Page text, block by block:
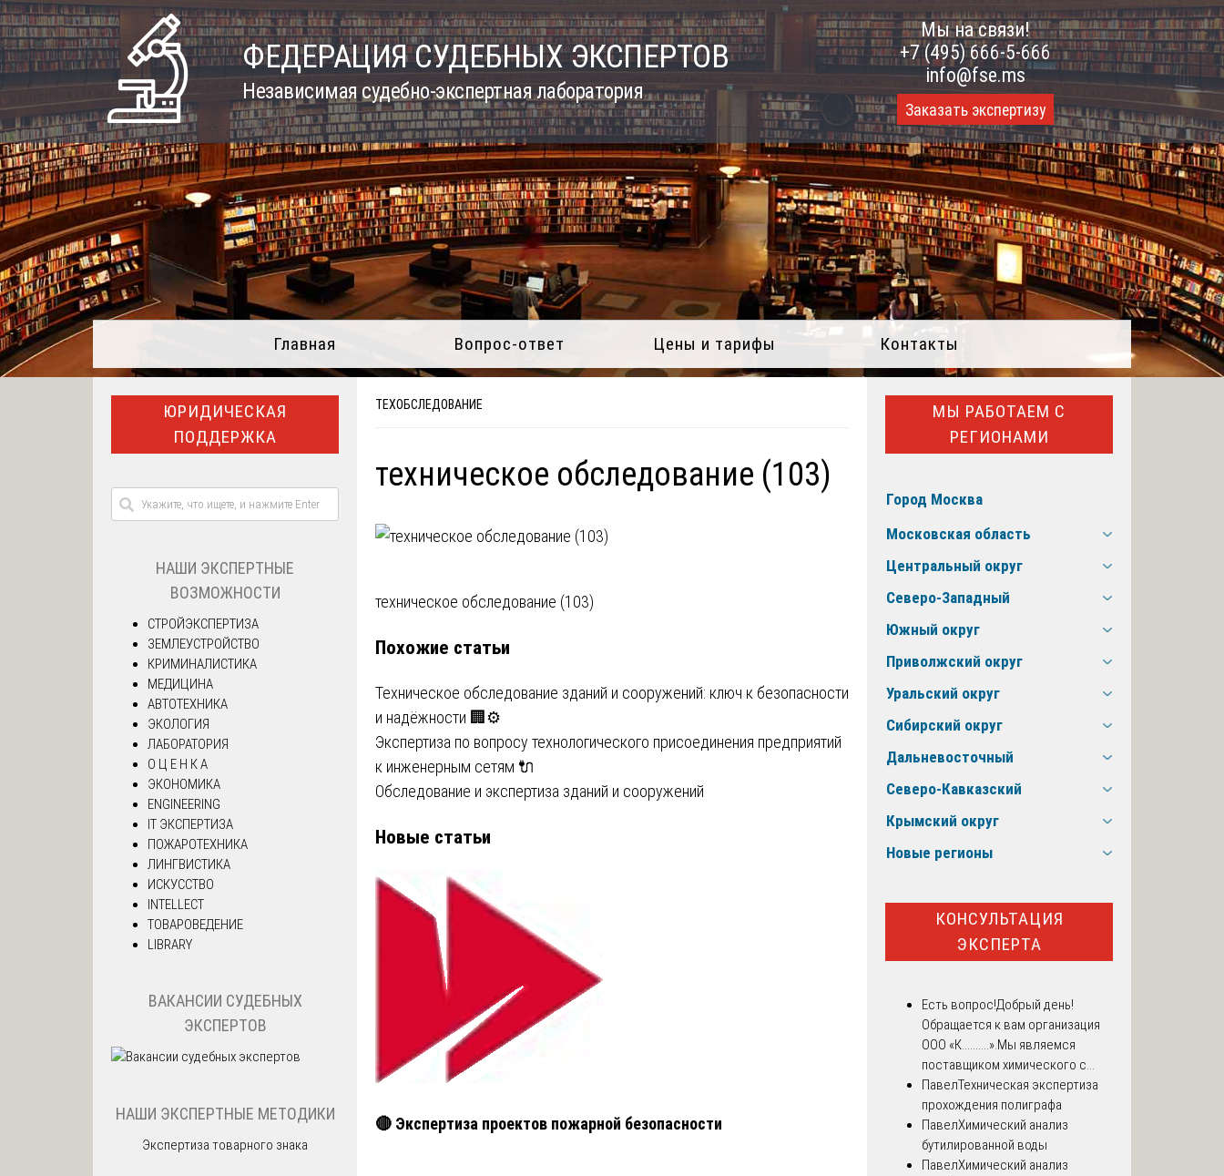
Skip
to
content
ФЕДЕРАЦИЯ СУДЕБНЫХ ЭКСПЕРТОВ
Независимая судебно-экспертная лаборатория
Мы на связи!
+7 (495) 666-5-666
info@fse.ms
Заказать экспертизу
Главная Вопрос-ответ Цены и тарифы Контакты
ТЕХОБСЛЕДОВАНИЕ
техническое обследование (103)
Навигация
по
записям
техническое обследование (103)
Похожие статьи
Техническое обследование зданий и сооружений: ключ к безопасности
и надёжности 🏢⚙️
Экспертиза по вопросу технологического присоединения предприятий
к инженерным сетям 🔌
Обследование и экспертиза зданий и сооружений
Новые статьи
🔴 Экспертиза проектов пожарной безопасности
ЮРИДИЧЕСКАЯ
ПОДДЕРЖКА
НАШИ ЭКСПЕРТНЫЕ
ВОЗМОЖНОСТИ
СТРОЙЭКСПЕРТИЗА
ЗЕМЛЕУСТРОЙСТВО
КРИМИНАЛИСТИКА
МЕДИЦИНА
АВТОТЕХНИКА
ЭКОЛОГИЯ
ЛАБОРАТОРИЯ
О Ц Е Н К А
ЭКОНОМИКА
ENGINEERING
IT ЭКСПЕРТИЗА
ПОЖАРОТЕХНИКА
ЛИНГВИСТИКА
ИСКУССТВО
INTELLECT
ТОВАРОВЕДЕНИЕ
LIBRARY
ВАКАНСИИ СУДЕБНЫХ
ЭКСПЕРТОВ
НАШИ ЭКСПЕРТНЫЕ МЕТОДИКИ
Экспертиза товарного знака
МЫ РАБОТАЕМ С
РЕГИОНАМИ
Город Москва
Московская область
Центральный округ
Северо-Западный
Южный округ
Приволжский округ
Уральский округ
Сибирский округ
Дальневосточный
Северо-Кавказский
Крымский округ
Новые регионы
КОНСУЛЬТАЦИЯ
ЭКСПЕРТА
Есть вопрос!Добрый день!
Обращается к вам организация
ООО «К..........».Мы являемся
поставщиком химического с...
ПавелТехническая экспертиза
прохождения полиграфа
ПавелХимический анализ
бутилированной воды
ПавелХимический анализ